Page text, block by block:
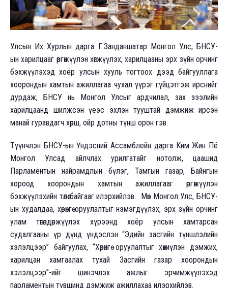
Улсын Их Хурлын дарга Г.Занданшатар Монгол Улс, БНСУ-
ын харилцааг өргөжүүлэн хөгжүүлэх, харилцааны эрх зүйн орчинг
бэхжүүлэхэд хоёр улсын хууль тогтоох дээд байгууллага
хоорондын хамтын ажиллагаа чухал үүрэг гүйцэтгэж ирснийг
дурдаж, БНСУ нь Монгол Улсыг ардчилал, зах зээлийн
харилцаанд шилжсэн үеэс эхлэн тууштай дэмжиж ирсэн
манай гуравдагч хөрш, ойр дотны түнш орон гэв.
Түүнчлэн БНСУ-ын Үндэсний Ассамблейн дарга Ким Жин Пё
Монгол Улсад айлчлах урилгатайг нотолж, цаашид
Парламентын найрамдлын бүлэг, Тамгын газар, Байнгын
хороод хоорондын хамтын ажиллагааг өргөжүүлэн
бэхжүүлэхийн төлөө байгааг илэрхийлэв. Мөн Монгол Улс, БНСУ-
ын худалдаа, хөрөнгө оруулалтыг нэмэгдүүлэх, эрх зүйн орчинг
улам төгөлдөржүүлэх хүрээнд хоёр улсын хамтарсан
судалгааны үр дүнд үндэслэн “Эдийн засгийн түншлэлийн
хэлэлцээр” байгуулах, “Хөрөнгө оруулалтыг хөхиүлэн дэмжих,
харилцан хамгаалах тухай Засгийн газар хоорондын
хэлэлцээр”-ийг шинэчлэх ажлыг эрчимжүүлэхэд
парламентын түвшинд дэмжиж ажиллахаа илэрхийлэв.